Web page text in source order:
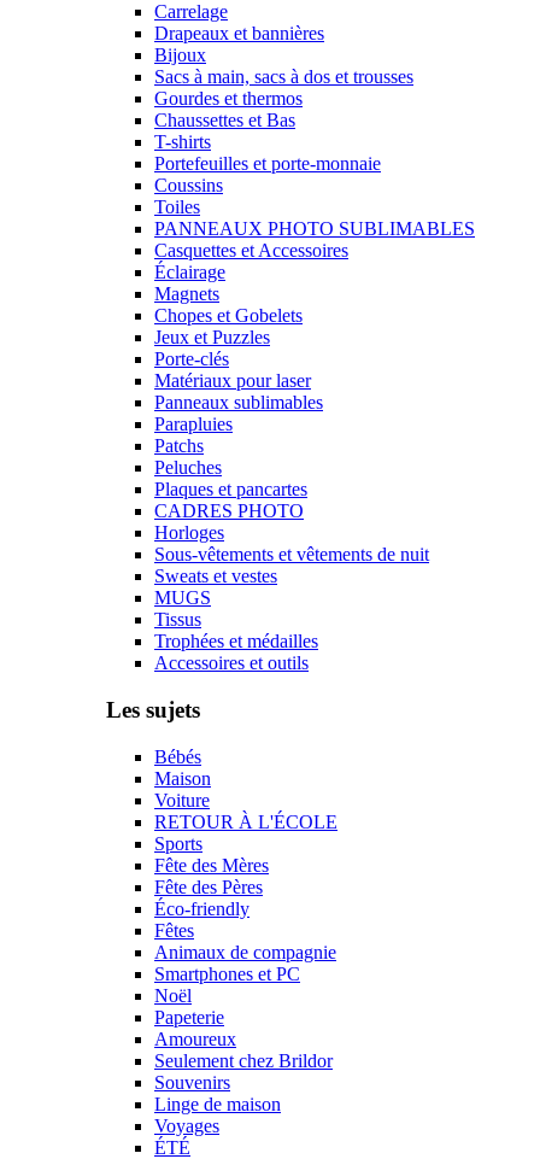
Carrelage
Drapeaux et bannières
Bijoux
Sacs à main, sacs à dos et trousses
Gourdes et thermos
Chaussettes et Bas
T-shirts
Portefeuilles et porte-monnaie
Coussins
Toiles
PANNEAUX PHOTO SUBLIMABLES
Casquettes et Accessoires
Éclairage
Magnets
Chopes et Gobelets
Jeux et Puzzles
Porte-clés
Matériaux pour laser
Panneaux sublimables
Parapluies
Patchs
Peluches
Plaques et pancartes
CADRES PHOTO
Horloges
Sous-vêtements et vêtements de nuit
Sweats et vestes
MUGS
Tissus
Trophées et médailles
Accessoires et outils
Les sujets
Bébés
Maison
Voiture
RETOUR À L'ÉCOLE
Sports
Fête des Mères
Fête des Pères
Éco-friendly
Fêtes
Animaux de compagnie
Smartphones et PC
Noël
Papeterie
Amoureux
Seulement chez Brildor
Souvenirs
Linge de maison
Voyages
ÉTÉ